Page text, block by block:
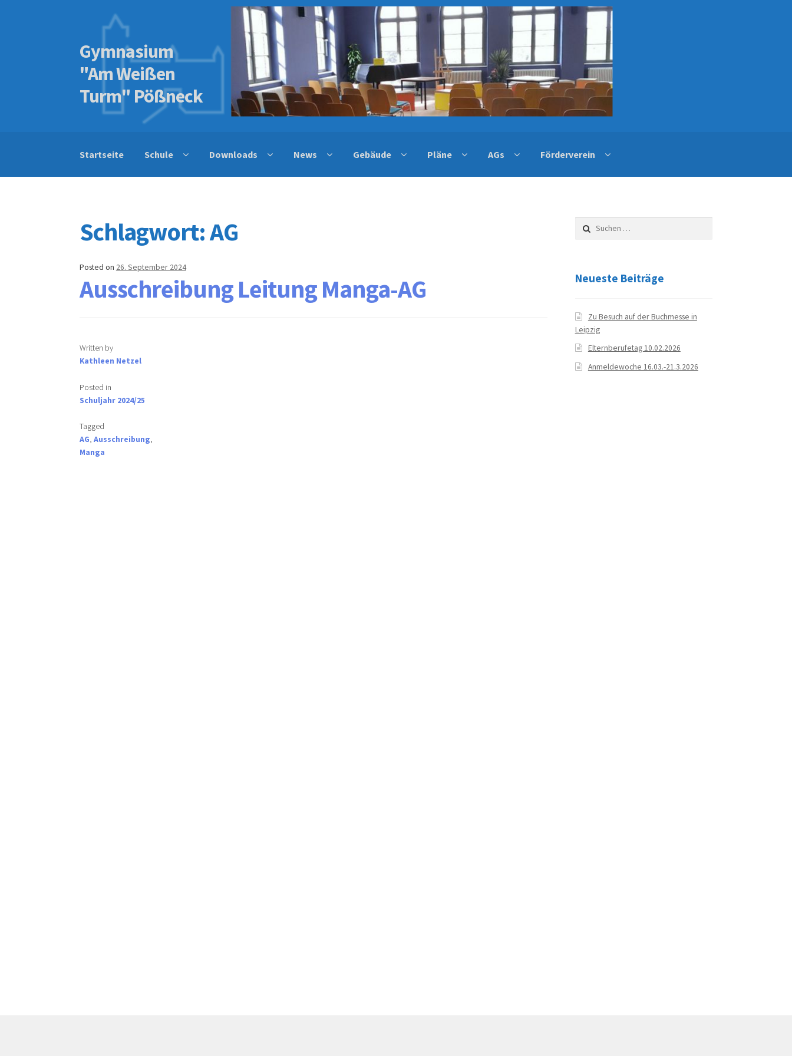
Skip
to
navigation
Skip
to
content
Gymnasium
"Am Weißen
Turm" Pößneck
Startseite Schule Downloads News Gebäude Pläne AGs Förderverein
Schlagwort:AG
Posted on 26. September 2024
Ausschreibung Leitung Manga-AG
Written by
Kathleen Netzel
Posted in
Schuljahr 2024/25
Tagged
AG, Ausschreibung,
Manga
nach:
Neueste Beiträge
Zu Besuch auf der Buchmesse in
Leipzig
Elternberufetag 10.02.2026
Anmeldewoche 16.03.-21.3.2026